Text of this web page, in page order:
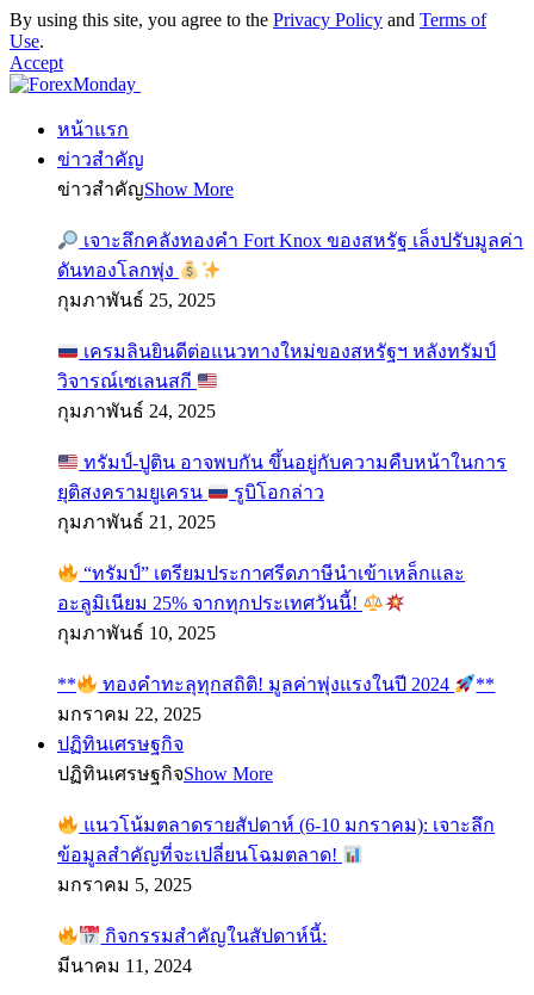
By using this site, you agree to the Privacy Policy and Terms of
Use.
Accept
หน้าแรก
ข่าวสำคัญ
ข่าวสำคัญShow More
เจาะลึกคลังทองคำ Fort Knox ของสหรัฐ เล็งปรับมูลค่า
ดันทองโลกพุ่ง
กุมภาพันธ์ 25, 2025
เครมลินยินดีต่อแนวทางใหม่ของสหรัฐฯ หลังทรัมป์
วิจารณ์เซเลนสกี
กุมภาพันธ์ 24, 2025
ทรัมป์-ปูติน อาจพบกัน ขึ้นอยู่กับความคืบหน้าในการ
ยุติสงครามยูเครน
รูบิโอกล่าว
กุมภาพันธ์ 21, 2025
“ทรัมป์” เตรียมประกาศรีดภาษีนำเข้าเหล็กและ
อะลูมิเนียม 25% จากทุกประเทศวันนี้!
กุมภาพันธ์ 10, 2025
** ทองคำทะลุทุกสถิติ! มูลค่าพุ่งแรงในปี 2024
**
มกราคม 22, 2025
ปฏิทินเศรษฐกิจ
ปฏิทินเศรษฐกิจShow More
แนวโน้มตลาดรายสัปดาห์ (6-10 มกราคม): เจาะลึก
ข้อมูลสำคัญที่จะเปลี่ยนโฉมตลาด!
มกราคม 5, 2025
กิจกรรมสำคัญในสัปดาห์นี้:
มีนาคม 11, 2024